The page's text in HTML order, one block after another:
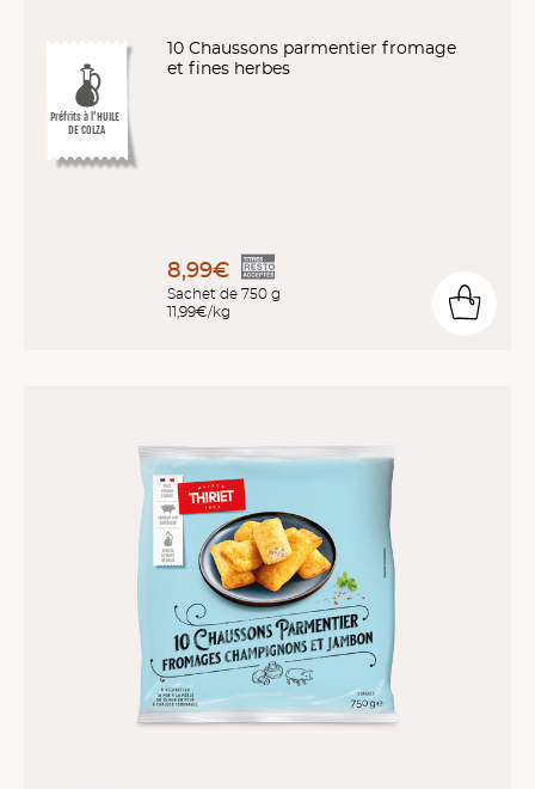
Préfrits à l’HUILE
DE COLZA
10 Chaussons parmentier fromage
et fines herbes
8,99€
Sachet de 750 g
11,99€/kg